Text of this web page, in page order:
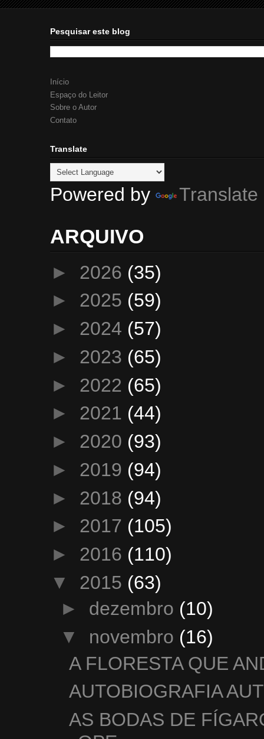
Pesquisar este blog
Início
Espaço do Leitor
Sobre o Autor
Contato
Translate
Powered by Translate
ARQUIVO
► 2026 (35)
► 2025 (59)
► 2024 (57)
► 2023 (65)
► 2022 (65)
► 2021 (44)
► 2020 (93)
► 2019 (94)
► 2018 (94)
► 2017 (105)
► 2016 (110)
▼ 2015 (63)
► dezembro (10)
▼ novembro (16)
A FLORESTA QUE
AUTOBIOGRAFIA
AS BODAS DE